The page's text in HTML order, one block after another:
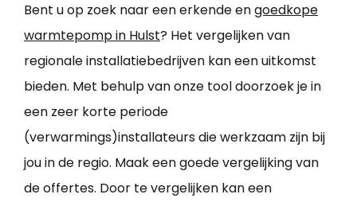
Bent u op zoek naar een erkende engoedkope
warmtepomp in Hulst? Het vergelijken van
regionale installatiebedrijven kan een uitkomst
bieden. Met behulp van onze tool doorzoek je in
een zeer korte periode
(verwarmings)installateurs die werkzaam zijn bij
jou in de regio. Maak een goede vergelijking van
de offertes. Door te vergelijken kan een